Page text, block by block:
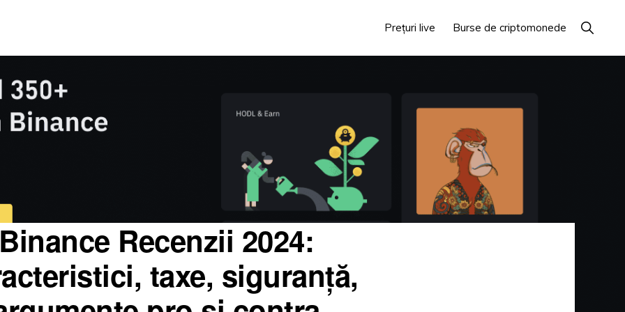
Prețuri live Burse de criptomonede Arată
Binance Recenzii 2024:
taxe, siguranță,